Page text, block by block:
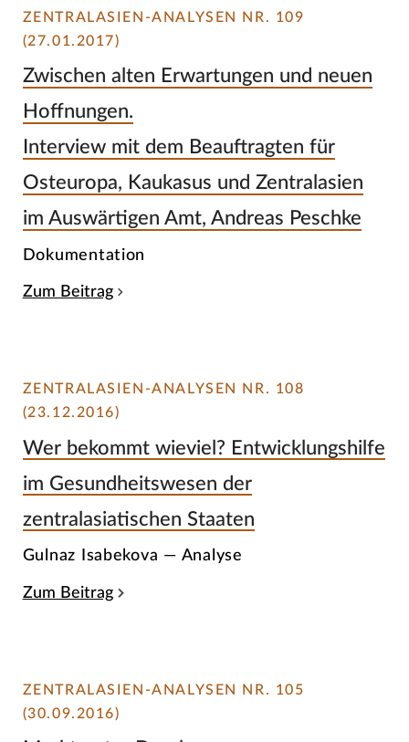
ZENTRALASIEN-ANALYSEN NR. 109
(27.01.2017)
Zwischen alten Erwartungen und neuen
Hoffnungen.
Interview mit dem Beauftragten für
Osteuropa, Kaukasus und Zentralasien
im Auswärtigen Amt, Andreas Peschke
Dokumentation
Zum Beitrag
ZENTRALASIEN-ANALYSEN NR. 108
(23.12.2016)
Wer bekommt wieviel? Entwicklungshilfe
im Gesundheitswesen der
zentralasiatischen Staaten
Gulnaz Isabekova — Analyse
Zum Beitrag
ZENTRALASIEN-ANALYSEN NR. 105
(30.09.2016)